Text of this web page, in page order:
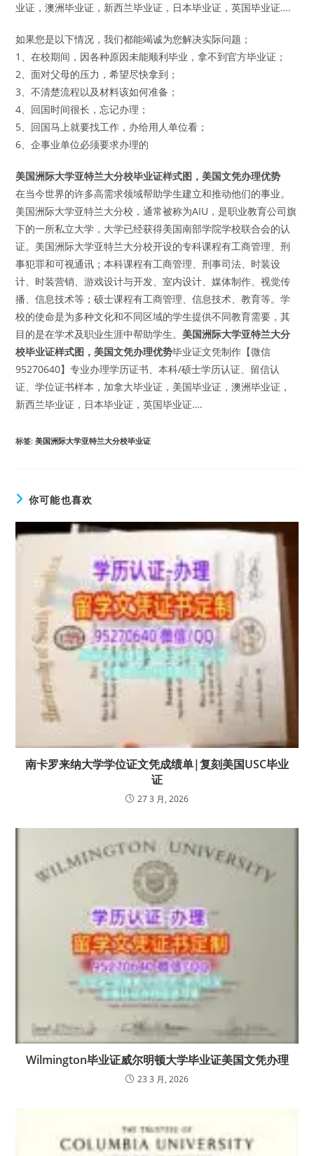
业证，澳洲毕业证，新西兰毕业证，日本毕业证，英国毕业证….
如果您是以下情况，我们都能竭诚为您解决实际问题；
1、在校期间，因各种原因未能顺利毕业，拿不到官方毕业证；
2、面对父母的压力，希望尽快拿到；
3、不清楚流程以及材料该如何准备；
4、回国时间很长，忘记办理；
5、回国马上就要找工作，办给用人单位看；
6、企事业单位必须要求办理的
美国洲际大学亚特兰大分校毕业证样式图，美国文凭办理优势
在当今世界的许多高需求领域帮助学生建立和推动他们的事业。
美国洲际大学亚特兰大分校，通常被称为AIU，是职业教育公司旗
下的一所私立大学，大学已经获得美国南部学院学校联合会的认
证。美国洲际大学亚特兰大分校开设的专科课程有工商管理、刑
事犯罪和可视通讯；本科课程有工商管理、刑事司法、时装设
计、时装营销、游戏设计与开发、室内设计、媒体制作、视觉传
播、信息技术等；硕士课程有工商管理、信息技术、教育等。学
校的使命是为多种文化和不同区域的学生提供不同教育需要，其
目的是在学术及职业生涯中帮助学生。美国洲际大学亚特兰大分
校毕业证样式图，美国文凭办理优势毕业证文凭制作【微信
95270640】专业办理学历证书、本科/硕士学历认证、留信认
证、学位证书样本，加拿大毕业证，美国毕业证，澳洲毕业证，
新西兰毕业证，日本毕业证，英国毕业证….
标签:美国洲际大学亚特兰大分校毕业证
你可能也喜欢
南卡罗来纳大学学位证文凭成绩单|复刻美国USC毕业
证
27 3 月, 2026
Wilmington毕业证威尔明顿大学毕业证美国文凭办理
23 3 月, 2026